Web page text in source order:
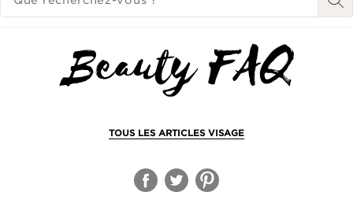
TOUS LES ARTICLES VISAGE